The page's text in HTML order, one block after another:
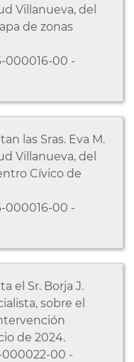
Villanueva, del
de zonas
000016-00 -
las Sras. Eva M.
Villanueva, del
Cívico de
000016-00 -
el Sr. Borja J.
sobre el
de 2024.
000022-00 -